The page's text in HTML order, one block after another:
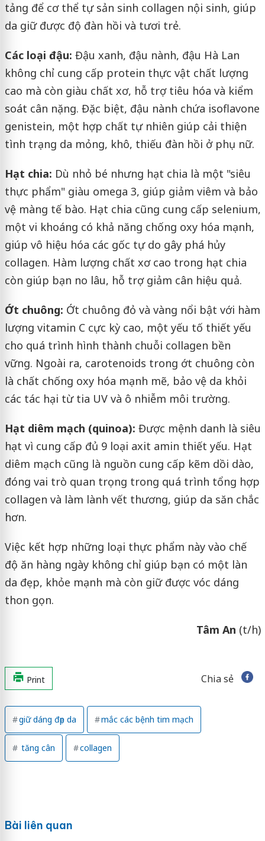
tảng để cơ thể tự sản sinh collagen nội sinh, giúp
da giữ được độ đàn hồi và tươi trẻ.
Các loại đậu: Đậu xanh, đậu nành, đậu Hà Lan
không chỉ cung cấp protein thực vật chất lượng
cao mà còn giàu chất xơ, hỗ trợ tiêu hóa và kiểm
soát cân nặng. Đặc biệt, đậu nành chứa isoflavone
genistein, một hợp chất tự nhiên giúp cải thiện
tình trạng da mỏng, khô, thiếu đàn hồi ở phụ nữ.
Hạt chia: Dù nhỏ bé nhưng hạt chia là một "siêu
thực phẩm" giàu omega 3, giúp giảm viêm và bảo
vệ màng tế bào. Hạt chia cũng cung cấp selenium,
một vi khoáng có khả năng chống oxy hóa mạnh,
giúp vô hiệu hóa các gốc tự do gây phá hủy
collagen. Hàm lượng chất xơ cao trong hạt chia
còn giúp bạn no lâu, hỗ trợ giảm cân hiệu quả.
Ớt chuông: Ớt chuông đỏ và vàng nổi bật với hàm
lượng vitamin C cực kỳ cao, một yếu tố thiết yếu
cho quá trình hình thành chuỗi collagen bền
vững. Ngoài ra, carotenoids trong ớt chuông còn
là chất chống oxy hóa mạnh mẽ, bảo vệ da khỏi
các tác hại từ tia UV và ô nhiễm môi trường.
Hạt diêm mạch (quinoa): Được mệnh danh là siêu
hạt vì cung cấp đủ 9 loại axit amin thiết yếu. Hạt
diêm mạch cũng là nguồn cung cấp kẽm dồi dào,
đóng vai trò quan trọng trong quá trình tổng hợp
collagen và làm lành vết thương, giúp da săn chắc
hơn.
Việc kết hợp những loại thực phẩm này vào chế
độ ăn hàng ngày không chỉ giúp bạn có một làn
da đẹp, khỏe mạnh mà còn giữ được vóc dáng
thon gọn.
Tâm An (t/h)
Print Chia sẻ
giữ dáng đẹp da mắc các bệnh tim mạch
tăng cân collagen
Bài liên quan